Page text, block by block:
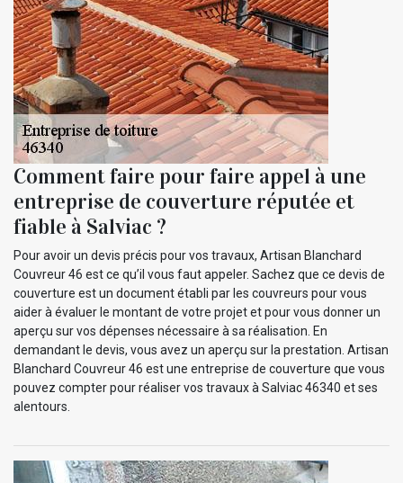
Comment faire pour faire appel à une
entreprise de couverture réputée et
fiable à Salviac ?
Pour avoir un devis précis pour vos travaux, Artisan Blanchard
Couvreur 46 est ce qu’il vous faut appeler. Sachez que ce devis de
couverture est un document établi par les couvreurs pour vous
aider à évaluer le montant de votre projet et pour vous donner un
aperçu sur vos dépenses nécessaire à sa réalisation. En
demandant le devis, vous avez un aperçu sur la prestation. Artisan
Blanchard Couvreur 46 est une entreprise de couverture que vous
pouvez compter pour réaliser vos travaux à Salviac 46340 et ses
alentours.